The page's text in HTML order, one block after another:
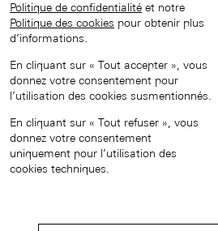
Politique de confidentialité et notre
Politique des cookies pour obtenir plus
d’informations.
En cliquant sur « Tout accepter », vous
donnez votre consentement pour
l’utilisation des cookies susmentionnés.
En cliquant sur « Tout refuser », vous
donnez votre consentement
uniquement pour l’utilisation des
cookies techniques.